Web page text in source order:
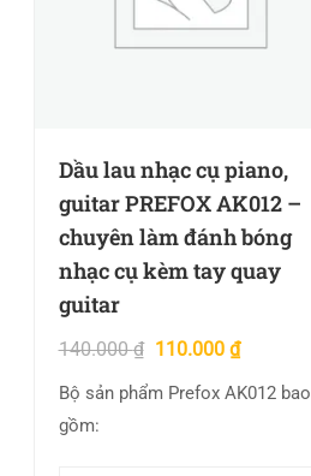
Dầu lau nhạc cụ piano,
guitar PREFOX AK012 –
chuyên làm đánh bóng
nhạc cụ kèm tay quay
guitar
140.000₫ 110.000 ₫
Bộ sản phẩm Prefox AK012 bao
gồm: